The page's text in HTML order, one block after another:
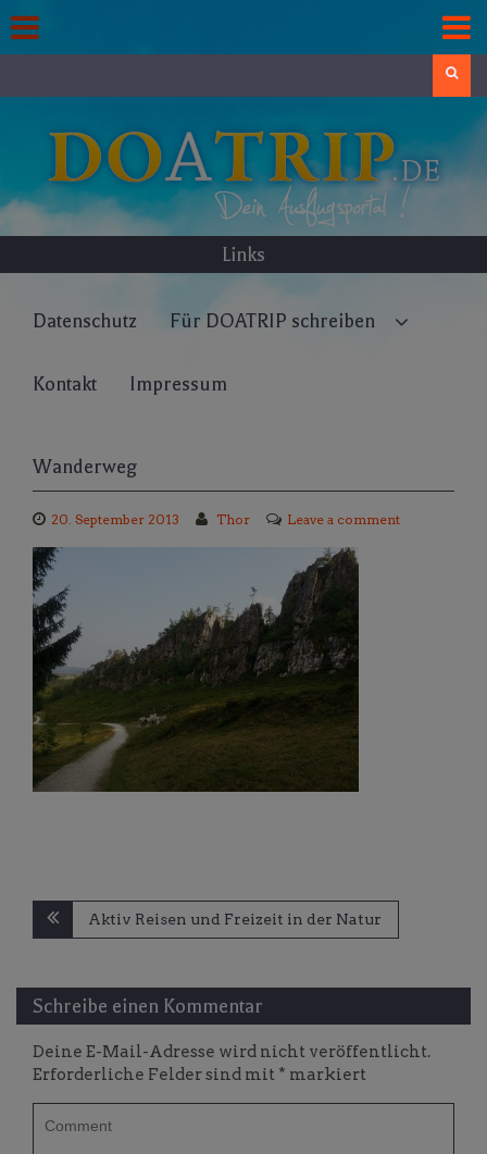
to
content
Links
Datenschutz Für DOATRIP schreiben
Kontakt Impressum
Wanderweg
20. September 2013 Thor Leave a comment
Beitragsnavigation
Aktiv Reisen und Freizeit in der Natur
Schreibe einen Kommentar
Deine E-Mail-Adresse wird nicht veröffentlicht.
Erforderliche Felder sind mit * markiert